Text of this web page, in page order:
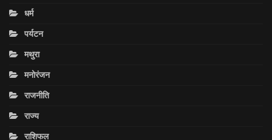
धर्म
पर्यटन
मथुरा
मनोरंजन
राजनीति
राज्य
राशिफल